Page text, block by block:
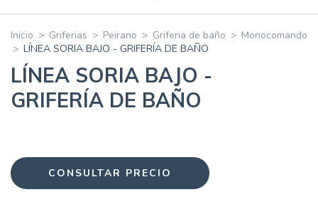
Inicio > Griferias > Peirano > Griferia de baño > Monocomando
> LÍNEA SORIA BAJO - GRIFERÍA DE BAÑO
LÍNEA SORIA BAJO -
GRIFERÍA DE BAÑO